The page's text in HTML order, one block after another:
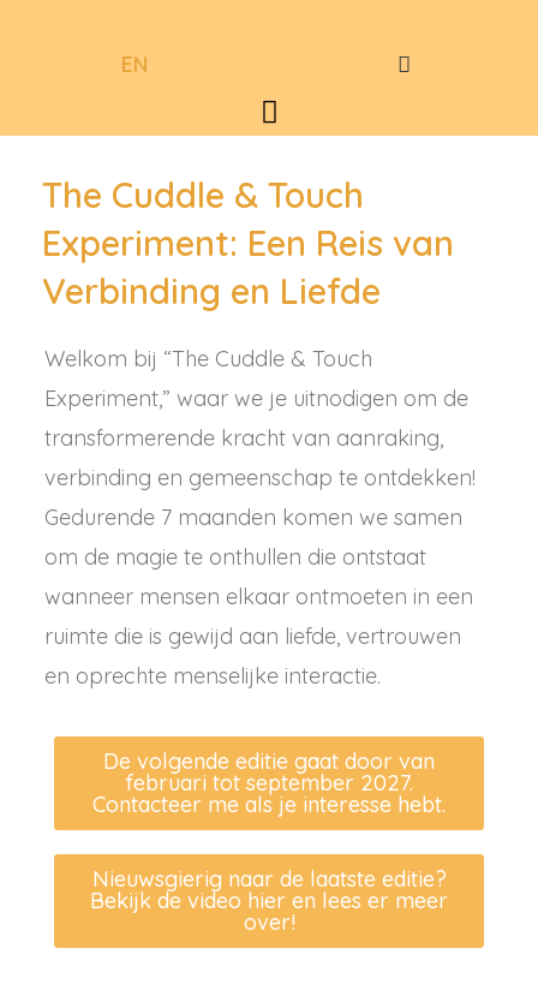
inhoud
EN
Menu
The Cuddle & Touch
Experiment: Een Reis van
Verbinding en Liefde
Welkom bij “The Cuddle & Touch
Experiment,” waar we je uitnodigen om de
transformerende kracht van aanraking,
verbinding en gemeenschap te ontdekken!
Gedurende 7 maanden komen we samen
om de magie te onthullen die ontstaat
wanneer mensen elkaar ontmoeten in een
ruimte die is gewijd aan liefde, vertrouwen
en oprechte menselijke interactie.
De volgende editie gaat door van
februari tot september 2027.
Contacteer me als je interesse hebt.
Nieuwsgierig naar de laatste editie?
Bekijk de video hier en lees er meer
over!